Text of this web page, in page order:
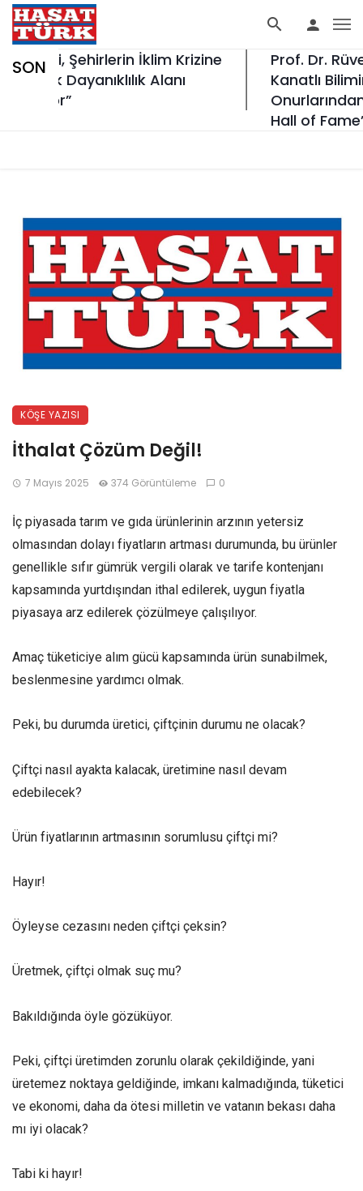
SONŞehirlerin İklim Krizine
Dayanıklılık Alanı
Prof. Dr.
Kanatlı Biliminin
Onurlarından
Hall of Fame”e
KÖŞE YAZISI
İthalat Çözüm Değil!
7 Mayıs 2025 374 Görüntüleme 0
İç piyasada tarım ve gıda ürünlerinin arzının yetersiz
olmasından dolayı fiyatların artması durumunda, bu ürünler
genellikle sıfır gümrük vergili olarak ve tarife kontenjanı
kapsamında yurtdışından ithal edilerek, uygun fiyatla
piyasaya arz edilerek çözülmeye çalışılıyor.
Amaç tüketiciye alım gücü kapsamında ürün sunabilmek,
beslenmesine yardımcı olmak.
Peki, bu durumda üretici, çiftçinin durumu ne olacak?
Çiftçi nasıl ayakta kalacak, üretimine nasıl devam
edebilecek?
Ürün fiyatlarının artmasının sorumlusu çiftçi mi?
Hayır!
Öyleyse cezasını neden çiftçi çeksin?
Üretmek, çiftçi olmak suç mu?
Bakıldığında öyle gözüküyor.
Peki, çiftçi üretimden zorunlu olarak çekildiğinde, yani
üretemez noktaya geldiğinde, imkanı kalmadığında, tüketici
ve ekonomi, daha da ötesi milletin ve vatanın bekası daha
mı iyi olacak?
Tabi ki hayır!